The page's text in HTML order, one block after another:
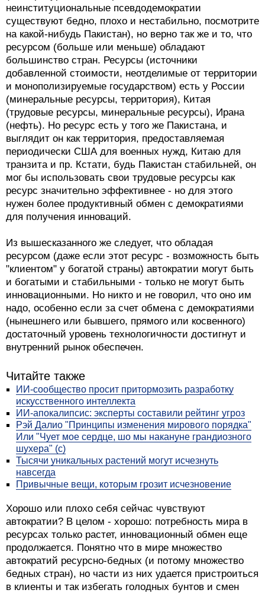
неинституциональные псевдодемократии
существуют бедно, плохо и нестабильно, посмотрите
на какой-нибудь Пакистан), но верно так же и то, что
ресурсом (больше или меньше) обладают
большинство стран. Ресурсы (источники
добавленной стоимости, неотделимые от территории
и монополизируемые государством) есть у России
(минеральные ресурсы, территория), Китая
(трудовые ресурсы, минеральные ресурсы), Ирана
(нефть). Но ресурс есть у того же Пакистана, и
выглядит он как территория, предоставляемая
периодически США для военных нужд, Китаю для
транзита и пр. Кстати, будь Пакистан стабильней, он
мог бы использовать свои трудовые ресурсы как
ресурс значительно эффективнее - но для этого
нужен более продуктивный обмен с демократиями
для получения инноваций.
Из вышесказанного же следует, что обладая
ресурсом (даже если этот ресурс - возможность быть
"клиентом" у богатой страны) автократии могут быть
и богатыми и стабильными - только не могут быть
инновационными. Но никто и не говорил, что оно им
надо, особенно если за счет обмена с демократиями
(нынешнего или бывшего, прямого или косвенного)
достаточный уровень технологичности достигнут и
внутренний рынок обеспечен.
Читайте также
ИИ-сообщество просит притормозить разработку
искусственного интеллекта
ИИ-апокалипсис: эксперты составили рейтинг угроз
Рэй Далио "Принципы изменения мирового порядка"
Или "Чует мое сердце, шо мы накануне грандиозного
шухера" (с)
Тысячи уникальных растений могут исчезнуть
навсегда
Привычные вещи, которым грозит исчезновение
Хорошо или плохо себя сейчас чувствуют
автократии? В целом - хорошо: потребность мира в
ресурсах только растет, инновационный обмен еще
продолжается. Понятно что в мире множество
автократий ресурсно-бедных (и потому множество
бедных стран), но части из них удается пристроиться
в клиенты и так избегать голодных бунтов и смен